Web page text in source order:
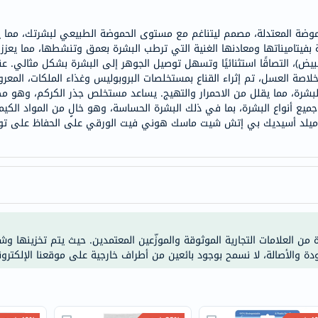
NMN
dessert-
essence
Biochem
SVR
skinceuticals
true-
الصحة
أساسيات
العناية
باقة
المعتدلة، مصمم ليتناغم مع مستوى الحموضة الطبيعي لبشرتك،
بفيتاميناتها ومعادنها الغنية التي ترطب البشرة بعمق وتنشطها، مما
التصاقًا استثنائيًا وتسهل توصيل الجوهر إلى البشرة بشكل مثالي.
العسل، تم إثراء القناع بمستخلصات البروبوليس وغذاء الملكات،
مما يقلل من الاحمرار والتهيج. يساعد مستخلص جذر الكركم،
أنواع البشرة، بما في ذلك البشرة الحساسة، وهو خالٍ من المواد
ميلد أسيديك بي إتش شيت ماسك هوني فيت الورقي على الحفاظ على
من العلامات التجارية الموثوقة والموزّعين المعتمدين. حيث يتم
والأصالة، لا نسمح بوجود بائعين من أطراف خارجية على موقعنا